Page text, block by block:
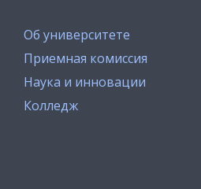
Об университете
Приемная комиссия
Наука и инновации
Колледж